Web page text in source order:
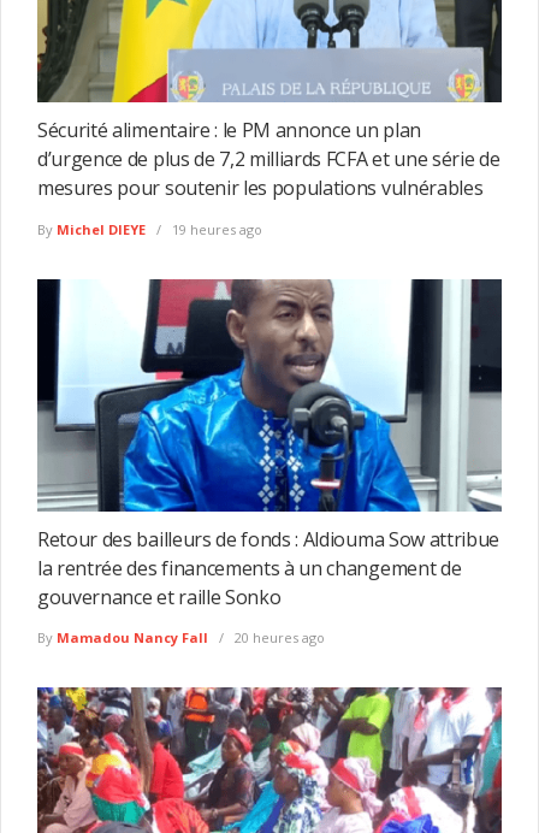
Sécurité alimentaire : le PM annonce un plan
d’urgence de plus de 7,2 milliards FCFA et une série de
mesures pour soutenir les populations vulnérables
By Michel DIEYE 19 heures ago
Retour des bailleurs de fonds : Aldiouma Sow attribue
la rentrée des financements à un changement de
gouvernance et raille Sonko
By Mamadou Nancy Fall 20 heures ago